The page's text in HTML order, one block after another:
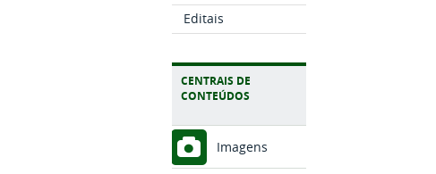
Editais
CENTRAIS DE
CONTEÚDOS
Imagens